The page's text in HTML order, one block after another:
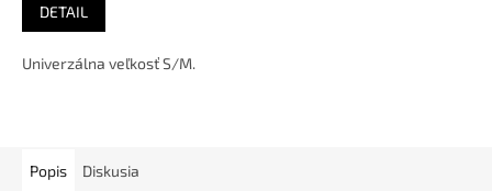
DETAIL
Univerzálna veľkosť S/M.
Popis Diskusia